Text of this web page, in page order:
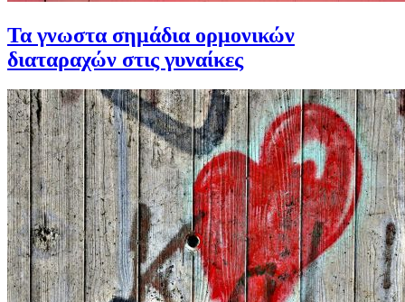
Τα γνωστα σημάδια ορμονικών
διαταραχών στις γυναίκες